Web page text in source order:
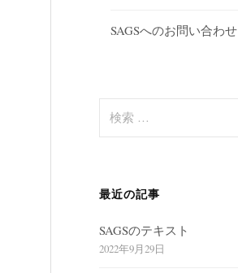
SAGSへのお問い合わせ
索
最近の記事
SAGSのテキスト
2022年9月29日